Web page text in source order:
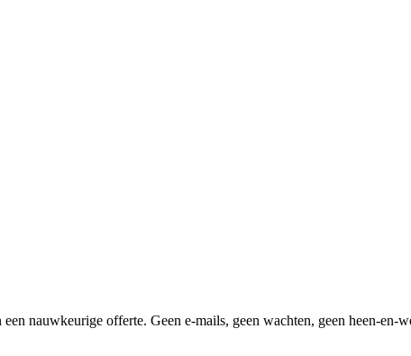
nauwkeurige offerte. Geen e-mails, geen wachten, geen heen-